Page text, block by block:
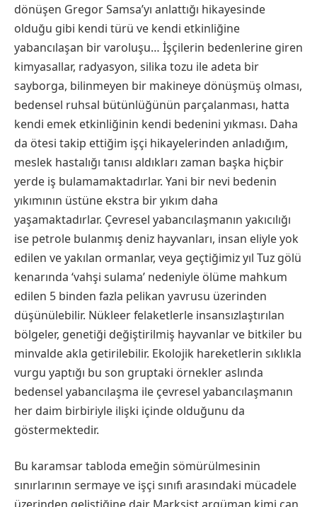
dönüşen Gregor Samsa’yı anlattığı hikayesinde
olduğu gibi kendi türü ve kendi etkinliğine
yabancılaşan bir varoluşu… İşçilerin bedenlerine giren
kimyasallar, radyasyon, silika tozu ile adeta bir
sayborga, bilinmeyen bir makineye dönüşmüş olması,
bedensel ruhsal bütünlüğünün parçalanması, hatta
kendi emek etkinliğinin kendi bedenini yıkması. Daha
da ötesi takip ettiğim işçi hikayelerinden anladığım,
meslek hastalığı tanısı aldıkları zaman başka hiçbir
yerde iş bulamamaktadırlar. Yani bir nevi bedenin
yıkımının üstüne ekstra bir yıkım daha
yaşamaktadırlar. Çevresel yabancılaşmanın yakıcılığı
ise petrole bulanmış deniz hayvanları, insan eliyle yok
edilen ve yakılan ormanlar, veya geçtiğimiz yıl Tuz gölü
kenarında ‘vahşi sulama’ nedeniyle ölüme mahkum
edilen 5 binden fazla pelikan yavrusu üzerinden
düşünülebilir. Nükleer felaketlerle insansızlaştırılan
bölgeler, genetiği değiştirilmiş hayvanlar ve bitkiler bu
minvalde akla getirilebilir. Ekolojik hareketlerin sıklıkla
vurgu yaptığı bu son gruptaki örnekler aslında
bedensel yabancılaşma ile çevresel yabancılaşmanın
her daim birbiriyle ilişki içinde olduğunu da
göstermektedir.
Bu karamsar tabloda emeğin sömürülmesinin
sınırlarının sermaye ve işçi sınıfı arasındaki mücadele